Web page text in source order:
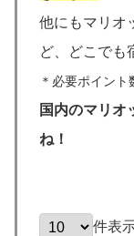
他にもマリオ
ど、どこでも
＊必要ポイント
国内のマリオ
ね！
件表